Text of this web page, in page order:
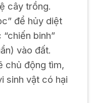
cây trồng.
để hủy diệt
binh”
vào đất.
chủ động tìm,
sinh vật có hại